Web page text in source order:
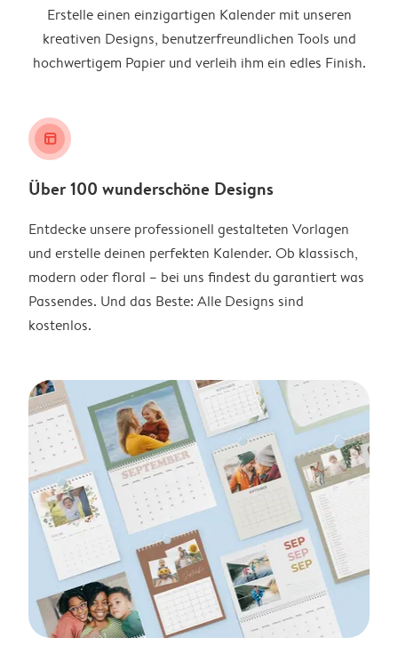
Erstelle einen einzigartigen Kalender mit unseren
kreativen Designs, benutzerfreundlichen Tools und
hochwertigem Papier und verleih ihm ein edles Finish.
layout_alt
Über 100 wunderschöne Designs
Entdecke unsere professionell gestalteten Vorlagen
und erstelle deinen perfekten Kalender. Ob klassisch,
modern oder floral – bei uns findest du garantiert was
Passendes. Und das Beste: Alle Designs sind
kostenlos.